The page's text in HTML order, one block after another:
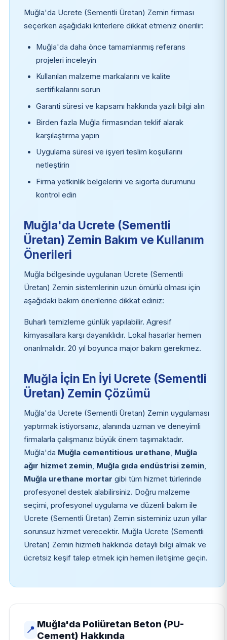
Muğla'da Ucrete (Sementli Üretan) Zemin firması
seçerken aşağıdaki kriterlere dikkat etmeniz önerilir:
Muğla'da daha önce tamamlanmış referans
projeleri inceleyin
Kullanılan malzeme markalarını ve kalite
sertifikalarını sorun
Garanti süresi ve kapsamı hakkında yazılı bilgi alın
Birden fazla Muğla firmasından teklif alarak
karşılaştırma yapın
Uygulama süresi ve işyeri teslim koşullarını
netleştirin
Firma yetkinlik belgelerini ve sigorta durumunu
kontrol edin
Muğla'da Ucrete (Sementli
Üretan) Zemin Bakım ve Kullanım
Önerileri
Muğla bölgesinde uygulanan Ucrete (Sementli
Üretan) Zemin sistemlerinin uzun ömürlü olması için
aşağıdaki bakım önerilerine dikkat ediniz:
Buharlı temizleme günlük yapılabilir. Agresif
kimyasallara karşı dayanıklıdır. Lokal hasarlar hemen
onarılmalıdır. 20 yıl boyunca major bakım gerekmez.
Muğla İçin En İyi Ucrete (Sementli
Üretan) Zemin Çözümü
Muğla'da Ucrete (Sementli Üretan) Zemin uygulaması
yaptırmak istiyorsanız, alanında uzman ve deneyimli
firmalarla çalışmanız büyük önem taşımaktadır.
Muğla'da Muğla cementitious urethane, Muğla
ağır hizmet zemin, Muğla gıda endüstrisi zemin,
Muğla urethane mortar gibi tüm hizmet türlerinde
profesyonel destek alabilirsiniz. Doğru malzeme
seçimi, profesyonel uygulama ve düzenli bakım ile
Ucrete (Sementli Üretan) Zemin sisteminiz uzun yıllar
sorunsuz hizmet verecektir. Muğla Ucrete (Sementli
Üretan) Zemin hizmeti hakkında detaylı bilgi almak ve
ücretsiz keşif talep etmek için hemen iletişime geçin.
📍
Muğla'da Poliüretan Beton (PU-
Cement) Hakkında